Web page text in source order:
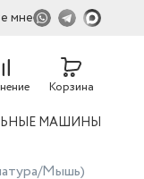
мне
54
Корзина
МАШИНЫ
Мышь)